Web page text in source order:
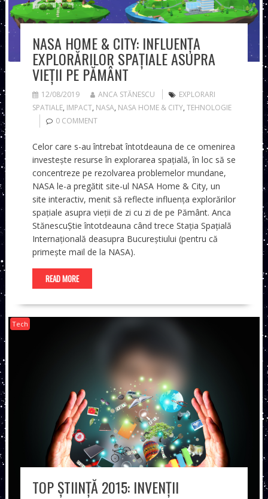
NASA HOME & CITY: INFLUENȚA
EXPLORĂRILOR SPAȚIALE ASUPRA
VIEȚII PE PĂMÂNT
12/08/2019 ANCA STĂNESCU
EXPLORARI
SPATIALE, IMPACT, NASA, NASA HOME & CITY, TEHNOLOGIE
0 COMMENT
Celor care s-au întrebat întotdeauna de ce omenirea
investește resurse în explorarea spațială, în loc să se
concentreze pe rezolvarea problemelor mundane,
NASA le-a pregătit site-ul NASA Home & City, un
site interactiv, menit să reflecte influența explorărilor
spațiale asupra vieții de zi cu zi de pe Pământ. Anca
StănescuȘtie întotdeauna când trece Stația Spațială
Internațională deasupra Bucureștiului (pentru că
primește mail de la NASA).
READ MORE
Tech
TOP ȘTIINȚĂ 2015: INVENȚII